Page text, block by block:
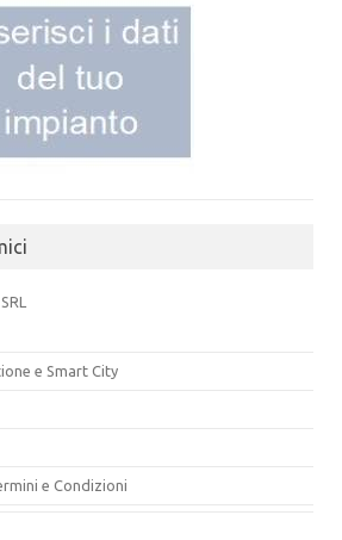
e Smart City
e Condizioni